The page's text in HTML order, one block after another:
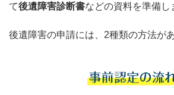
て後遺障害診断書などの資料を準備し
後遺障害の申請には、2種類の方法が